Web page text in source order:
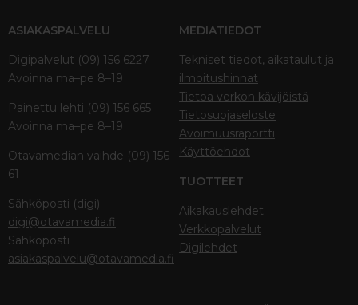
ASIAKASPALVELU
Digipalvelut (09) 156 6227
Avoinna ma–pe 8–19
Painettu lehti (09) 156 665
Avoinna ma–pe 8–19
Otavamedian vaihde (09) 156
61
Sähköposti (digi)
digi@otavamedia.fi
Sähköposti
asiakaspalvelu@otavamedia.fi
MEDIATIEDOT
Tekniset tiedot, aikataulut ja
ilmoitushinnat
Tietoa verkon kävijöistä
Tietosuojaseloste
Avoimuusraportti
Käyttöehdot
TUOTTEET
Aikakauslehdet
Verkkopalvelut
Digilehdet